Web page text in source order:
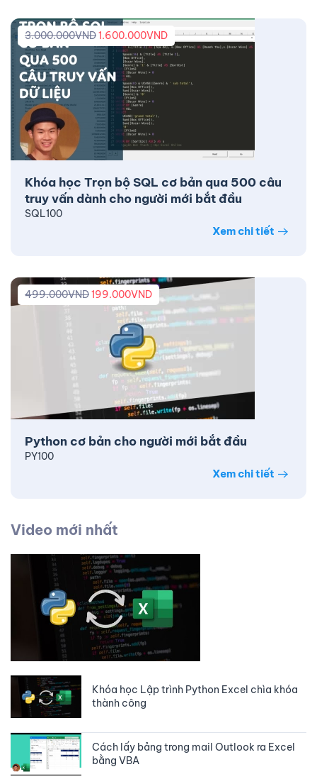
Khóa học Trọn bộ SQL cơ bản qua 500 câu
truy vấn dành cho người mới bắt đầu
3.000.000VND1.600.000VND
SQL100
Xem chi tiết
Python cơ bản cho người mới bắt đầu
499.000VND199.000VND
PY100
Xem chi tiết
Video mới nhất
Khóa học Lập trình Python Excel chìa khóa
thành công
Cách lấy bảng trong mail Outlook ra Excel
bằng VBA